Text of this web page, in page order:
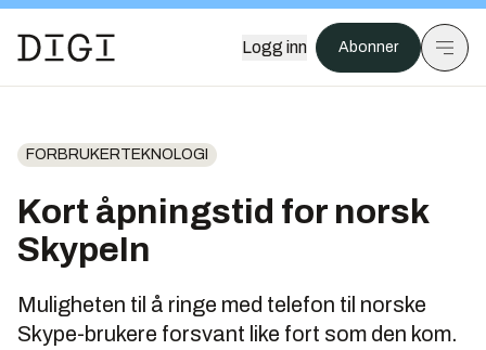
Logg inn Abonner
FORBRUKERTEKNOLOGI
Kort åpningstid for norsk
SkypeIn
Muligheten til å ringe med telefon til norske
Skype-brukere forsvant like fort som den kom.